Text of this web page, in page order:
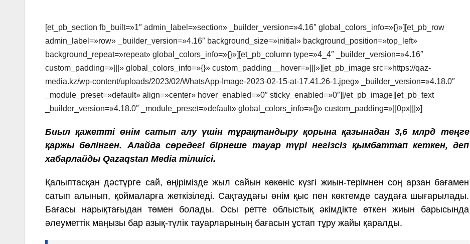
[et_pb_section fb_built=»1″ admin_label=»section» _builder_version=»4.16″ global_colors_info=»{}»][et_pb_row
admin_label=»row» _builder_version=»4.16″ background_size=»initial» background_position=»top_left»
background_repeat=»repeat» global_colors_info=»{}»][et_pb_column type=»4_4″ _builder_version=»4.16″
custom_padding=»|||» global_colors_info=»{}» custom_padding__hover=»|||»][et_pb_image src=»https://qaz-
media.kz/wp-content/uploads/2023/02/WhatsApp-Image-2023-02-15-at-17.41.26-1.jpeg» _builder_version=»4.18.0″
_module_preset=»default» align=»center» hover_enabled=»0″ sticky_enabled=»0″][/et_pb_image][et_pb_text
_builder_version=»4.18.0″ _module_preset=»default» global_colors_info=»{}» custom_padding=»||0px|||»]
Биыл қажетті өнім сатып алу үшін тұрақтандыру қорына қазынадан 3,6 млрд теңге
қаржы бөлінген. Алайда сөредегі бірнеше тауар түрі негізсіз қымбаттап кеткен, деп
хабарлайды Qazaqstan Media тілшісі.
Қалыптасқан дәстүрге сай, өңірімізде жыл сайын көкөніс күзгі жиын-терімнен соң арзан бағамен
сатып алынып, қоймаларға жеткізіледі. Сақтаудағы өнім қыс пен көктемде саудаға шығарылады.
Бағасы нарықтағыдан төмен болады. Осы ретте облыстық әкімдікте өткен жиын барысында
әлеуметтік маңызы бар азық-түлік тауарларының бағасын ұстап тұру жайы қаралды.